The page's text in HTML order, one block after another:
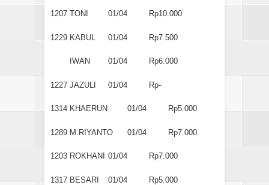
1207 TONI 01/04 Rp10.000
1229 KABUL 01/04 Rp7.500
IWAN 01/04 Rp6.000
1227 JAZULI 01/04 Rp-
1314 KHAERUN 01/04 Rp5.000
1289 M.RIYANTO 01/04 Rp7.000
1203 ROKHANI 01/04 Rp7.000
1317 BESARI 01/04 Rp5.000